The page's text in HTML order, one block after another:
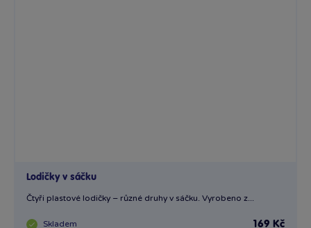
Lodičky v sáčku
Čtyři plastové lodičky – různé druhy v sáčku. Vyrobeno z...
Skladem
169 Kč